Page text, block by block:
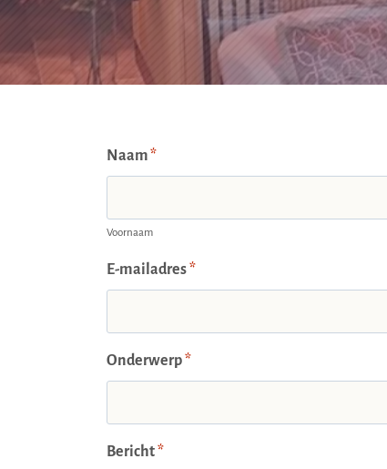
Naam*
Voornaam
E-mailadres*
Onderwerp*
Bericht*